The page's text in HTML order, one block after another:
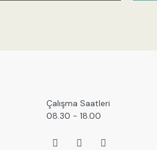
Çalışma Saatleri
08.30 - 18.00